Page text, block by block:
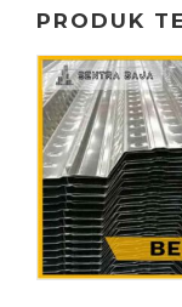
PRODUK